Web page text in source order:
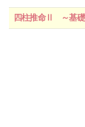
四柱推命Ⅱ ～基礎